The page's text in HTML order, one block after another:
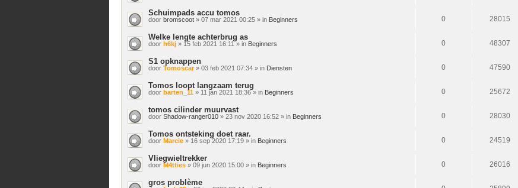
Schuimpads accu tomos
door bromscoot» 07 mar 2021 00:25 » in Beginners 0 28015
Welke lengte achterbrug as
door h6kj» 15 feb 2021 16:11 » in Beginners 0 48307
S1 opknappen
door Tomoscar» 03 feb 2021 07:34 » in Diensten 0 47590
Tomos loopt langzaam terug
door barten_11» 11 jan 2021 18:36 » in Beginners 0 25672
tomos cilinder muurvast
door Shadow-ranger010» 23 nov 2020 16:52 » in Beginners 0 28030
Tomos ontsteking doet raar.
door Marcie» 16 sep 2020 17:19 » in Beginners 0 24519
Vliegwieltrekker
door M4tties» 09 jun 2020 15:00 » in Beginners 0 26016
gros problème